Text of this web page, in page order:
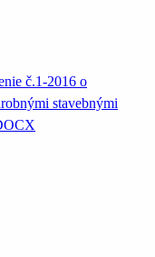
č.1-2016 o
stavebnými